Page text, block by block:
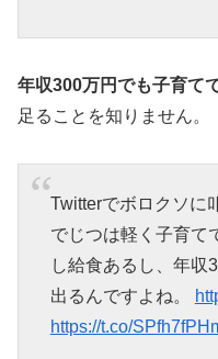
年収300万円でも子育て
足ることを知りません。
Twitterでボロクソに
でじつは軽く子育て
し給食あるし、年収
出るんですよね。
https://t.co/